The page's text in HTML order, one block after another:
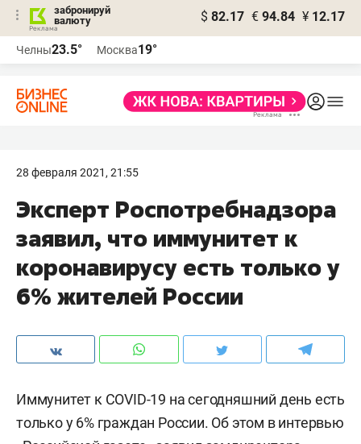
забронируй
валюту
$ 82.17 € 94.84 ¥ 12.17
Челны23.5° Москва19°
28 февраля 2021, 21:55
Эксперт Роспотребнадзора
заявил, что иммунитет к
коронавирусу есть только у
6% жителей России
Иммунитет к COVID-19 на сегодняшний день есть
только у 6% граждан России. Об этом в интервью